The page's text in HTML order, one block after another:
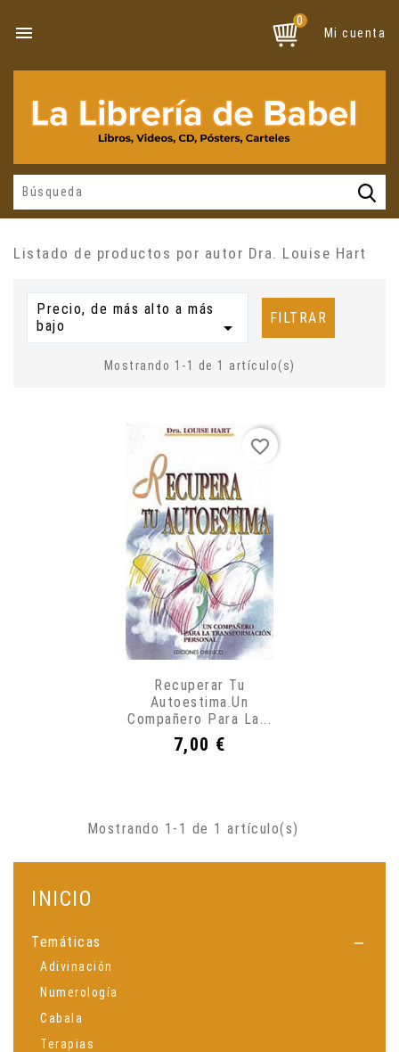
 Mi cuenta
0
Listado de productos por autor Dra. Louise Hart
Precio, de más alto a más
bajo
 FILTRAR
Mostrando 1-1 de 1 artículo(s)
Recuperar Tu
Autoestima.Un
Compañero Para La...
Precio
7,00 €
favorite_border
Mostrando 1-1 de 1 artículo(s)
INICIO
Temáticas 
Adivinación
Numerología
Cabala
Terapias